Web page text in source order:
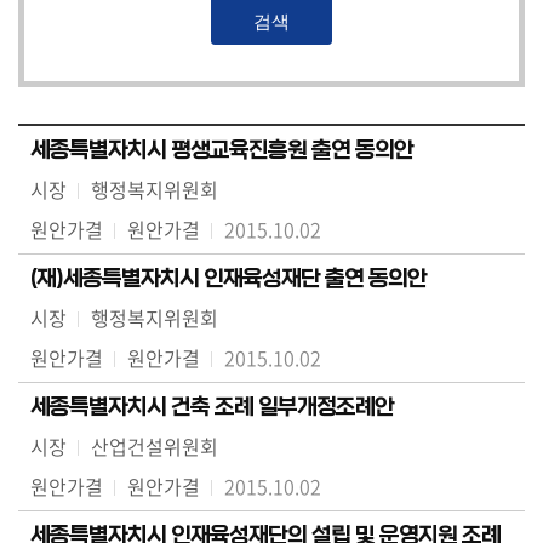
세종특별자치시 평생교육진흥원 출연 동의안
시장
행정복지위원회
원안가결
원안가결 2015.10.02
(재)세종특별자치시 인재육성재단 출연 동의안
시장
행정복지위원회
원안가결
원안가결 2015.10.02
세종특별자치시 건축 조례 일부개정조례안
시장
산업건설위원회
원안가결
원안가결 2015.10.02
세종특별자치시 인재육성재단의 설립 및 운영지원 조례